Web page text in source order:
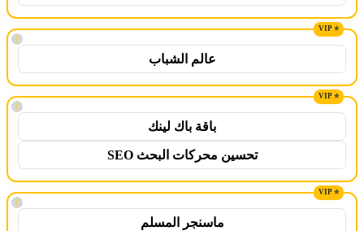
!
عالم الشباب
!
باقة باك لينك
تحسين محركات البحث SEO
!
ماسنجر المسلم